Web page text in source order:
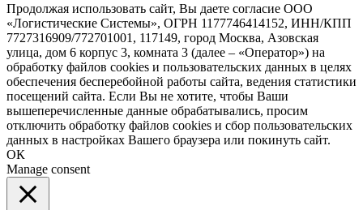
Продолжая использовать сайт, Вы даете согласие ООО
«Логистические Системы», ОГРН 1177746414152, ИНН/КПП
7727316909/772701001, 117149, город Москва, Азовская
улица, дом 6 корпус 3, комната 3 (далее – «Оператор») на
обработку файлов cookies и пользовательских данных в целях
обеспечения бесперебойной работы сайта, ведения статистики
посещений сайта. Если Вы не хотите, чтобы Ваши
вышеперечисленные данные обрабатывались, просим
отключить обработку файлов cookies и сбор пользовательских
данных в настройках Вашего браузера или покинуть сайт.
ОК
Manage consent